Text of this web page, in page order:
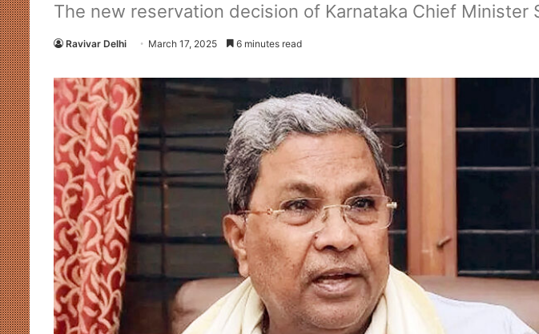
The new reservation decision of Karnataka Chief
Ravivar Delhi March 17, 2025 6 minutes read